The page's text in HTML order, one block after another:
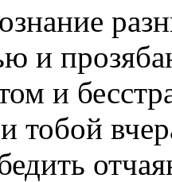
и
и
тобой